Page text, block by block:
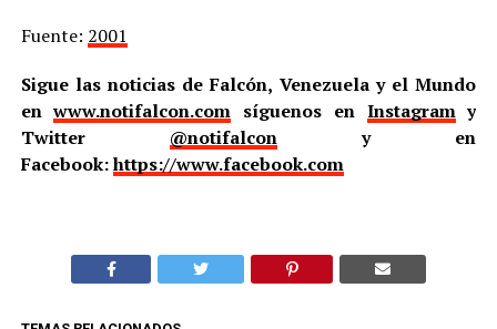
Fuente: 2001
Sigue las noticias de Falcón, Venezuela y el Mundo
enwww.notifalcon.com síguenos en Instagramy
Twitter @notifalcony en
Facebook:https://www.facebook.com